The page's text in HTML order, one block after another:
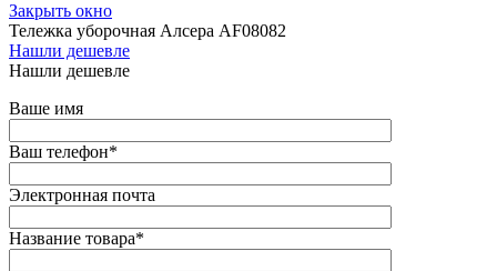
Закрыть окно
Тележка уборочная Алсера AF08082
Нашли дешевле
Нашли дешевле
Ваше имя
Ваш телефон*
Электронная почта
Название товара*